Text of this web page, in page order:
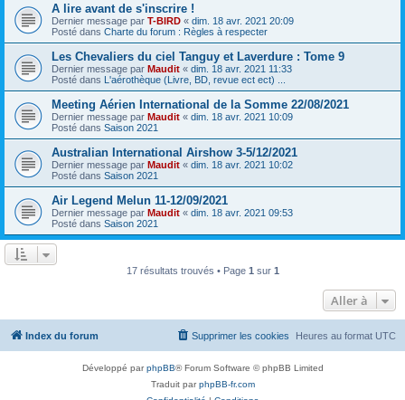
A lire avant de s'inscrire !
Dernier message par T-BIRD « dim. 18 avr. 2021 20:09
Posté dans Charte du forum : Règles à respecter
Les Chevaliers du ciel Tanguy et Laverdure : Tome 9
Dernier message par Maudit « dim. 18 avr. 2021 11:33
Posté dans L'aérothèque (Livre, BD, revue ect ect) ...
Meeting Aérien International de la Somme 22/08/2021
Dernier message par Maudit « dim. 18 avr. 2021 10:09
Posté dans Saison 2021
Australian International Airshow 3-5/12/2021
Dernier message par Maudit « dim. 18 avr. 2021 10:02
Posté dans Saison 2021
Air Legend Melun 11-12/09/2021
Dernier message par Maudit « dim. 18 avr. 2021 09:53
Posté dans Saison 2021
17 résultats trouvés • Page 1 sur 1
Aller à
Index du forum Heures au format UTC
Supprimer les cookies
Développé parphpBB® Forum Software © phpBB Limited
Traduit parphpBB-fr.com